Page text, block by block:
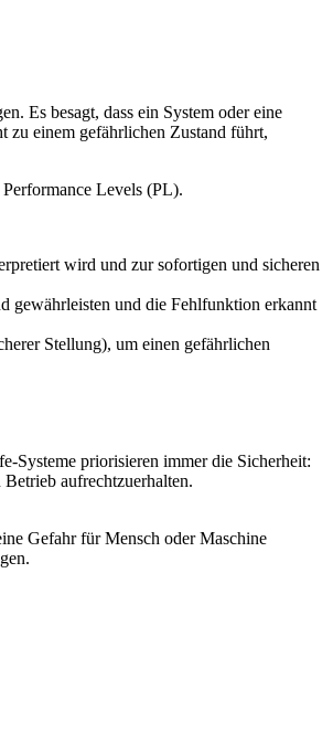
Es besagt, dass ein System oder eine
zu einem gefährlichen Zustand führt,
Levels (PL).
wird und zur sofortigen und sicheren
gewährleisten und die Fehlfunktion erkannt
Stellung), um einen gefährlichen
Systeme priorisieren immer die Sicherheit:
aufrechtzuerhalten.
Gefahr für Mensch oder Maschine